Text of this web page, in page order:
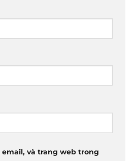
và trang web trong